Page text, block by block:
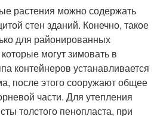
растения можно содержать
стен зданий. Конечно, такое
для районированных
могут зимовать в
контейнеров устанавливается
после этого сооружают общее
части. Для утепления
толстого пенопласта, при